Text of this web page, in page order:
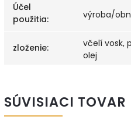
Účel
použitia: výroba/
zloženie:
včelí vosk,
olej
SÚVISIACI TOVAR